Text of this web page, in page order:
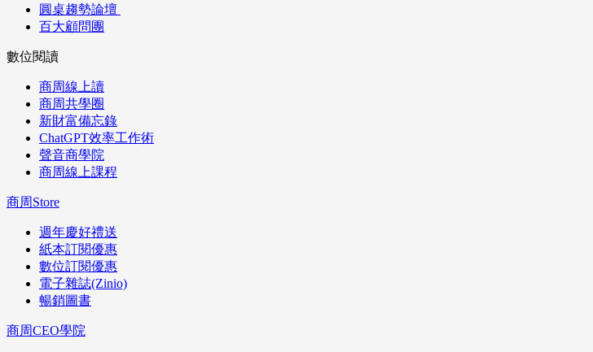
圓桌趨勢論壇
百大顧問團
數位閱讀
商周線上讀
商周共學圈
新財富備忘錄
ChatGPT效率工作術
聲音商學院
商周線上課程
商周Store
週年慶好禮送
紙本訂閱優惠
數位訂閱優惠
電子雜誌(Zinio)
暢銷圖書
商周CEO學院